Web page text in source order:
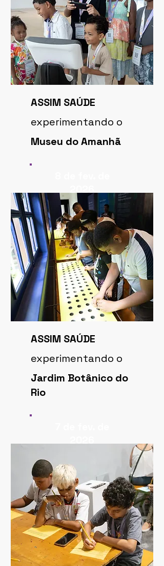
ASSIM SAÚDE
experimentando o
Museu do Amanhã
2026
ASSIM SAÚDE
experimentando o
Jardim Botânico do
Rio
2026